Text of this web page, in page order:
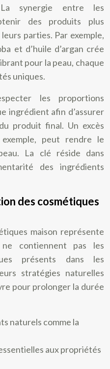
synergie entre les
des produits plus
parties. Par exemple,
et d’huile d’argan crée
pour la peau, chaque
uniques.
les proportions
ingrédient afin d’assurer
produit final. Un excès
exemple, peut rendre le
La clé réside dans
des ingrédients
des cosmétiques
maison représente
contiennent pas les
présents dans les
stratégies naturelles
pour prolonger la durée
naturels comme la
aux propriétés